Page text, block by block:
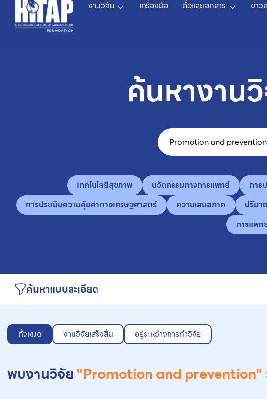
งานวิจัย เครื่องมือ สื่อและเอกสาร ข่าว
ค้นหางาน
เทคโนโลยีสุขภาพ นวัตกรรมทางการแพทย์ การ
การประเมินความคุ้มค่าทางเศรษฐศาสตร์
ความเสมอภาค ปริมา
การแพท
ค้นหาแบบละเอียด
ทั้งหมด งานวิจัยเสร็จสิ้น อยู่ระหว่างการทำวิจัย
พบงานวิจัย "Promotion and prevention"